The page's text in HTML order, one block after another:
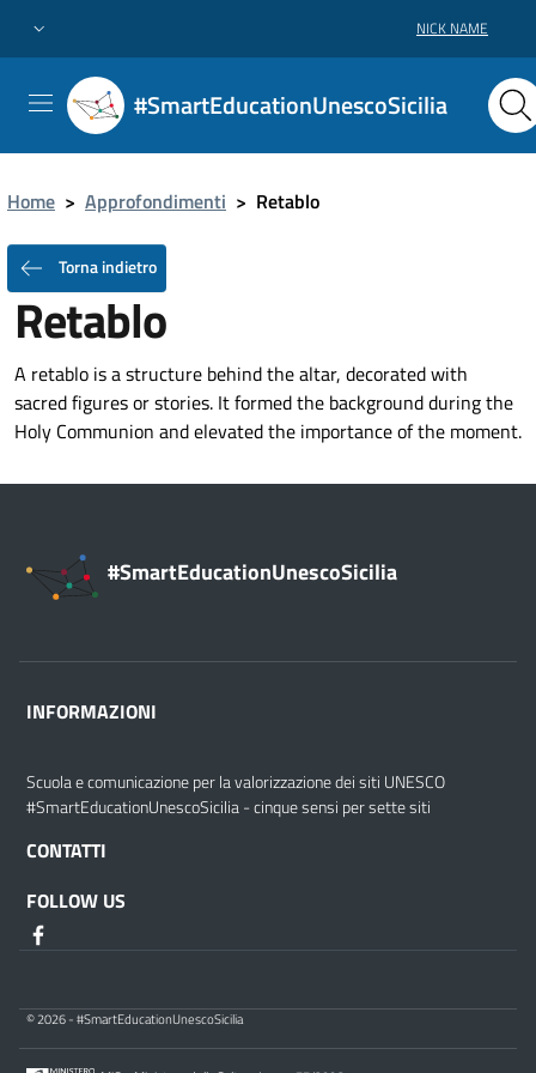
NICK NAME
#SmartEducationUnescoSicilia
Home > Approfondimenti > Retablo
Torna indietro
Retablo
A retablo is a structure behind the altar, decorated with
sacred figures or stories. It formed the background during the
Holy Communion and elevated the importance of the moment.
#SmartEducationUnescoSicilia
INFORMAZIONI
Scuola e comunicazione per la valorizzazione dei siti UNESCO
#SmartEducationUnescoSicilia - cinque sensi per sette siti
CONTATTI
FOLLOW US
© 2026 - #SmartEducationUnescoSicilia